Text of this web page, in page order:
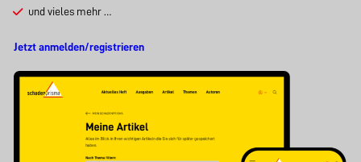
und vieles mehr …
Jetzt anmelden/registrieren